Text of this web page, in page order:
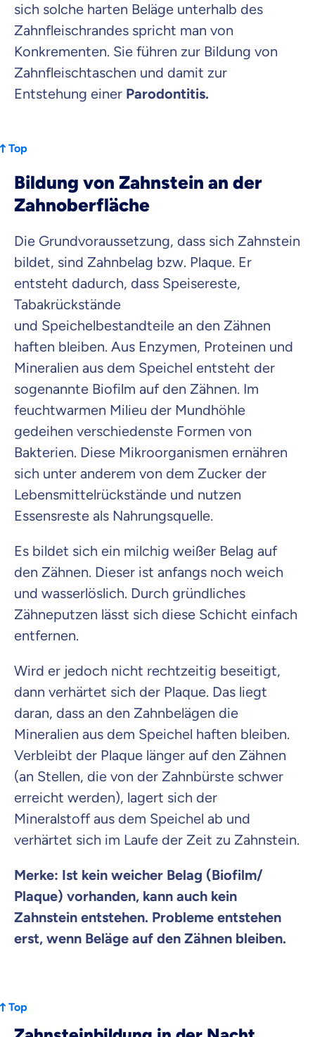
sich solche harten Beläge unterhalb des
Zahnfleischrandes spricht man von
Konkrementen. Sie führen zur Bildung von
Zahnfleischtaschen und damit zur
Entstehung einer Parodontitis.
Top
Bildung von Zahnstein an der
Zahnoberfläche
Die Grundvoraussetzung, dass sich Zahnstein
bildet, sind Zahnbelag bzw. Plaque. Er
entsteht dadurch, dass Speisereste,
Tabakrückstände
und Speichelbestandteile an den Zähnen
haften bleiben. Aus Enzymen, Proteinen und
Mineralien aus dem Speichel entsteht der
sogenannte Biofilm auf den Zähnen. Im
feuchtwarmen Milieu der Mundhöhle
gedeihen verschiedenste Formen von
Bakterien. Diese Mikroorganismen ernähren
sich unter anderem von dem Zucker der
Lebensmittelrückstände und nutzen
Essensreste als Nahrungsquelle.
Es bildet sich ein milchig weißer Belag auf
den Zähnen. Dieser ist anfangs noch weich
und wasserlöslich. Durch gründliches
Zähneputzen lässt sich diese Schicht einfach
entfernen.
Wird er jedoch nicht rechtzeitig beseitigt,
dann verhärtet sich der Plaque. Das liegt
daran, dass an den Zahnbelägen die
Mineralien aus dem Speichel haften bleiben.
Verbleibt der Plaque länger auf den Zähnen
(an Stellen, die von der Zahnbürste schwer
erreicht werden), lagert sich der
Mineralstoff aus dem Speichel ab und
verhärtet sich im Laufe der Zeit zu Zahnstein.
Merke: Ist kein weicher Belag (Biofilm/
Plaque) vorhanden, kann auch kein
Zahnstein entstehen. Probleme entstehen
erst, wenn Beläge auf den Zähnen bleiben.
Top